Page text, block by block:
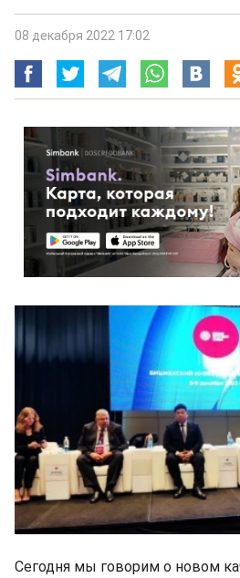
08 декабря 2022 17:02
Сегодня мы говорим о новом